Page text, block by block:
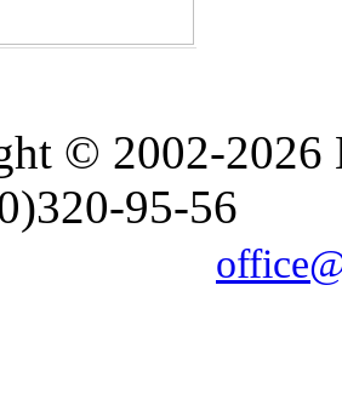
© 2002-
95-56